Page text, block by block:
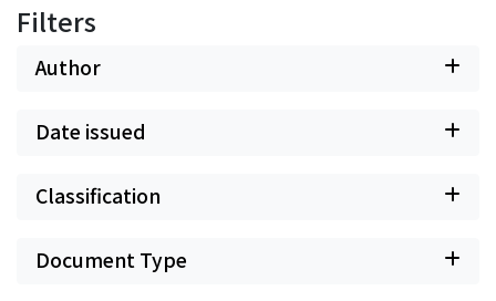
Filters
Author
Date issued
Classification
Document Type